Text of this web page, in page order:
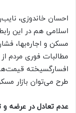
احسان خاندوزی،
اسلامی هم در این
مسکن و اجاره‌بها،
مطالبات فوری مردم
افسارگسیخته
طرح می‌توان بازار
عدم تعادل در عرضه